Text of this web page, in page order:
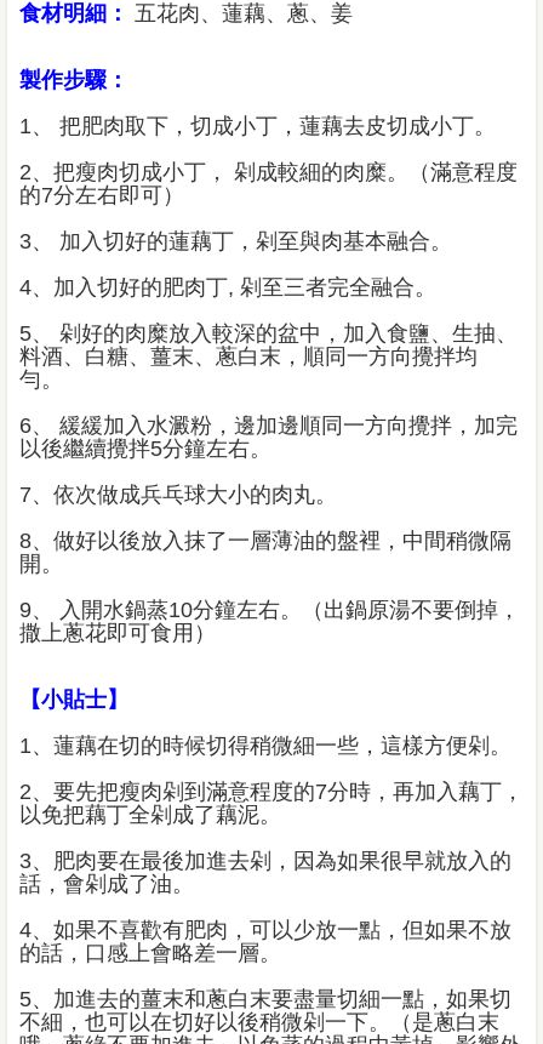
食材明細： 五花肉、蓮藕、蔥、姜
製作步驟：
1、 把肥肉取下，切成小丁，蓮藕去皮切成小丁。
2、把瘦肉切成小丁， 剁成較細的肉糜。（滿意程度
的7分左右即可）
3、 加入切好的蓮藕丁，剁至與肉基本融合。
4、加入切好的肥肉丁, 剁至三者完全融合。
5、 剁好的肉糜放入較深的盆中，加入食鹽、生抽、
料酒、白糖、薑末、蔥白末，順同一方向攪拌均
勻。
6、 緩緩加入水澱粉，邊加邊順同一方向攪拌，加完
以後繼續攪拌5分鐘左右。
7、依次做成兵乓球大小的肉丸。
8、做好以後放入抹了一層薄油的盤裡，中間稍微隔
開。
9、 入開水鍋蒸10分鐘左右。（出鍋原湯不要倒掉，
撒上蔥花即可食用）
【小貼士】
1、蓮藕在切的時候切得稍微細一些，這樣方便剁。
2、要先把瘦肉剁到滿意程度的7分時，再加入藕丁，
以免把藕丁全剁成了藕泥。
3、肥肉要在最後加進去剁，因為如果很早就放入的
話，會剁成了油。
4、如果不喜歡有肥肉，可以少放一點，但如果不放
的話，口感上會略差一層。
5、加進去的薑末和蔥白末要盡量切細一點，如果切
不細，也可以在切好以後稍微剁一下。（是蔥白末